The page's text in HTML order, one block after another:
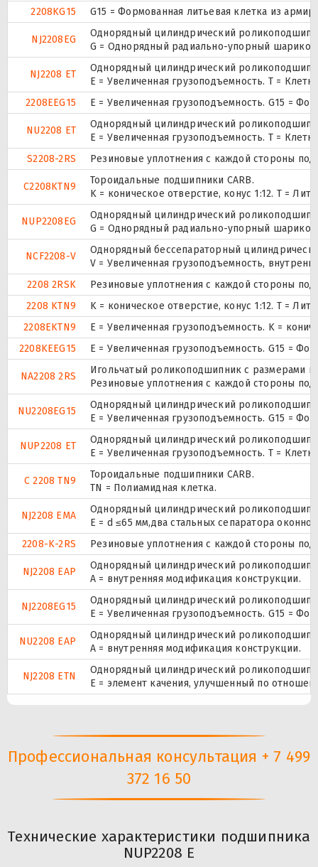
2208KG15 G15 = Формованная литьевая клетка из
NJ2208EG
Однорядный цилиндрический
G = Однорядный радиально-упорный
NJ2208 ET
Однорядный цилиндрический
E = Увеличенная грузоподъемность. T =
2208EEG15
E = Увеличенная грузоподъемность. G15 =
NU2208 ET
Однорядный цилиндрический
E = Увеличенная грузоподъемность. T =
S2208-2RS
Резиновые уплотнения с каждой стороны
C2208KTN9
Тороидальные подшипники CARB.
K = коническое отверстие, конус 1:12. T =
NUP2208EG
Однорядный цилиндрический
G = Однорядный радиально-упорный
NCF2208-V
Однорядный бессепараторный
V = Увеличенная грузоподъемность,
2208 2RSK
Резиновые уплотнения с каждой стороны
2208 KTN9
K = коническое отверстие, конус 1:12. T =
2208EKTN9
E = Увеличенная грузоподъемность. K =
2208KEEG15
E = Увеличенная грузоподъемность. G15 =
NA2208 2RS
Игольчатый роликоподшипник с размерами
Резиновые уплотнения с каждой стороны
NU2208EG15
Однорядный цилиндрический
E = Увеличенная грузоподъемность. G15 =
NUP2208 ET
Однорядный цилиндрический
E = Увеличенная грузоподъемность. T =
C 2208 TN9
Тороидальные подшипники CARB.
TN = Полиамидная клетка.
NJ2208 EMA
Однорядный цилиндрический
E = d ≤65 мм,два стальных сепаратора
2208-K-2RS
Резиновые уплотнения с каждой стороны
NJ2208 EAP
Однорядный цилиндрический
A = внутренняя модификация конструкции.
NJ2208EG15
Однорядный цилиндрический
E = Увеличенная грузоподъемность. G15 =
NU2208 EAP
Однорядный цилиндрический
A = внутренняя модификация конструкции.
NJ2208 ETN
Однорядный цилиндрический
E = элемент качения, улучшенный по
Профессиональная консультация + 7 499
372 16 50
Технические характеристики подшипника
NUP2208 E